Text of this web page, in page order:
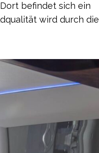
befindet sich ein
wird durch die